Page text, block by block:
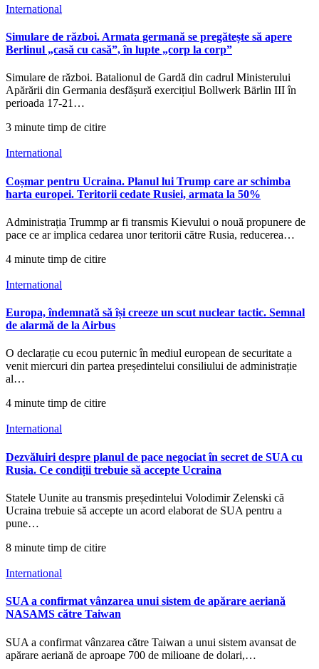
International
Simulare de război. Armata germană se pregătește să apere
Berlinul „casă cu casă”, în lupte „corp la corp”
Simulare de război. Batalionul de Gardă din cadrul Ministerului
Apărării din Germania desfășură exercițiul Bollwerk Bärlin III în
perioada 17-21…
3 minute timp de citire
International
Coșmar pentru Ucraina. Planul lui Trump care ar schimba
harta europei. Teritorii cedate Rusiei, armata la 50%
Administrația Trummp ar fi transmis Kievului o nouă propunere de
pace ce ar implica cedarea unor teritorii către Rusia, reducerea…
4 minute timp de citire
International
Europa, îndemnată să își creeze un scut nuclear tactic. Semnal
de alarmă de la Airbus
O declarație cu ecou puternic în mediul european de securitate a
venit miercuri din partea președintelui consiliului de administrație
al…
4 minute timp de citire
International
Dezvăluiri despre planul de pace negociat în secret de SUA cu
Rusia. Ce condiții trebuie să accepte Ucraina
Statele Uunite au transmis președintelui Volodimir Zelenski că
Ucraina trebuie să accepte un acord elaborat de SUA pentru a
pune…
8 minute timp de citire
International
SUA a confirmat vânzarea unui sistem de apărare aeriană
NASAMS către Taiwan
SUA a confirmat vânzarea către Taiwan a unui sistem avansat de
apărare aeriană de aproape 700 de milioane de dolari,…